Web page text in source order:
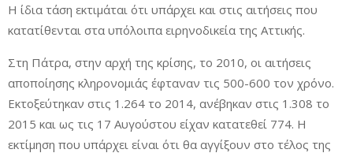
Η ίδια τάση εκτιμάται ότι υπάρχει και στις αιτήσεις που
κατατίθενται στα υπόλοιπα ειρηνοδικεία της Αττικής.
Στη Πάτρα, στην αρχή της κρίσης, το 2010, οι αιτήσεις
αποποίησης κληρονομιάς έφταναν τις 500-600 τον χρόνο.
Εκτοξεύτηκαν στις 1.264 το 2014, ανέβηκαν στις 1.308 το
2015 και ως τις 17 Αυγούστου είχαν κατατεθεί 774. Η
εκτίμηση που υπάρχει είναι ότι θα αγγίξουν στο τέλος της